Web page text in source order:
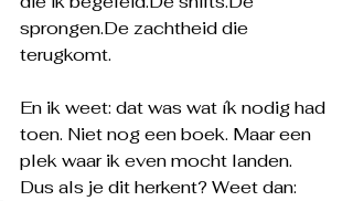
sprongen.De zachtheid die
terugkomt.
En ik weet: dat was wat ík nodig had
toen. Niet nog een boek. Maar een
plek waar ik even mocht landen.
Dus als je dit herkent? Weet dan: